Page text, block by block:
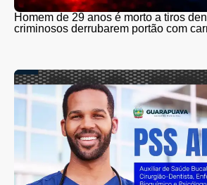
Homem de 29 anos é morto a tiros
criminosos derrubarem portão com